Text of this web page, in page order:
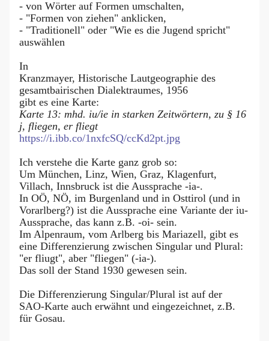
- von Wörter auf Formen umschalten,
- "Formen von ziehen" anklicken,
- "Traditionell" oder "Wie es die Jugend spricht"
auswählen
In
Kranzmayer, Historische Lautgeographie des
gesamtbairischen Dialektraumes, 1956
gibt es eine Karte:
Karte 13: mhd. iu/ie in starken Zeitwörtern, zu § 16
j, fliegen, er fliegt
https://i.ibb.co/1nxfcSQ/ccKd2pt.jpg
Ich verstehe die Karte ganz grob so:
Um München, Linz, Wien, Graz, Klagenfurt,
Villach, Innsbruck ist die Aussprache -ia-.
In OÖ, NÖ, im Burgenland und in Osttirol (und in
Vorarlberg?) ist die Aussprache eine Variante der iu-
Aussprache, das kann z.B. -oi- sein.
Im Alpenraum, vom Arlberg bis Mariazell, gibt es
eine Differenzierung zwischen Singular und Plural:
"er fliugt", aber "fliegen" (-ia-).
Das soll der Stand 1930 gewesen sein.
Die Differenzierung Singular/Plural ist auf der
SAO-Karte auch erwähnt und eingezeichnet, z.B.
für Gosau.